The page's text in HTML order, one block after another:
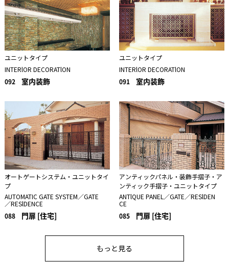
ユニットタイプ
INTERlOR DECORATlON
092 室内装飾
ユニットタイプ
INTERlOR DECORATlON
091 室内装飾
オートゲートシステム・ユニットタイ
プ
AUTOMATIC GATE SYSTEM／GATE
／RESlDENCE
088 門扉 [住宅]
アンティックパネル・装飾手摺子・ア
ンティック手摺子・ユニットタイプ
ANTlQUE PANEL／GATE／RESlDEN
CE
085 門扉 [住宅]
もっと見る